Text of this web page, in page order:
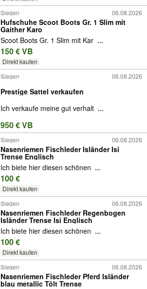
Siegen 06.08.2026
Hufschuhe Scoot Boots Gr. 1 Slim mit
Gaither Karo
Scoot Boots Gr. 1 Slim mit Kar ...
150 € VB
Direkt kaufen
Siegen 06.08.2026
Prestige Sattel verkaufen
Ich verkaufe meine gut verhalt ...
950 € VB
Siegen 06.08.2026
Nasenriemen Fischleder Isländer Isi
Trense Englisch
Ich biete hier diesen schönen ...
100 €
Direkt kaufen
Siegen 06.08.2026
Nasenriemen Fischleder Regenbogen
Isländer Trense Isi Englisch
Ich biete hier diesen schönen ...
100 €
Direkt kaufen
Siegen 06.08.2026
Nasenriemen Fischleder Pferd Isländer
blau metallic Tölt Trense